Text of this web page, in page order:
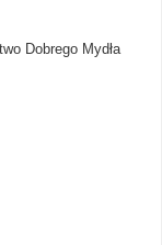
Dobrego Mydła